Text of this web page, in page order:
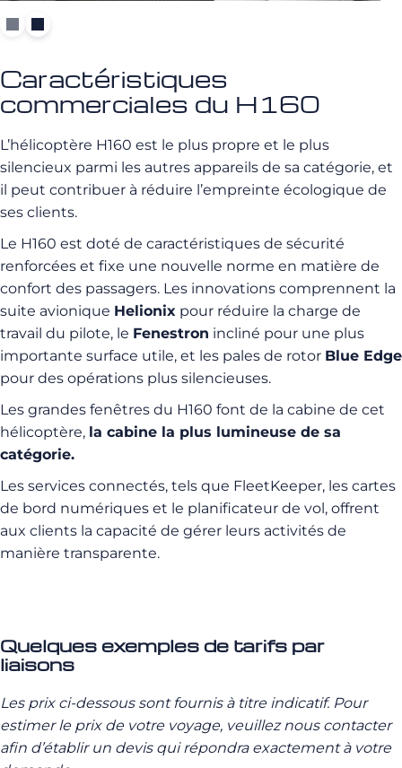
Caractéristiques
commerciales du H160
L’hélicoptère H160 est le plus propre et le plus
silencieux parmi les autres appareils de sa catégorie, et
il peut contribuer à réduire l’empreinte écologique de
ses clients.
Le H160 est doté de caractéristiques de sécurité
renforcées et fixe une nouvelle norme en matière de
confort des passagers. Les innovations comprennent la
suite avionique Helionix pour réduire la charge de
travail du pilote, le Fenestron incliné pour une plus
importante surface utile, et les pales de rotor Blue Edge
pour des opérations plus silencieuses.
Les grandes fenêtres du H160 font de la cabine de cet
hélicoptère, la cabine la plus lumineuse de sa
catégorie.
Les services connectés, tels que FleetKeeper, les cartes
de bord numériques et le planificateur de vol, offrent
aux clients la capacité de gérer leurs activités de
manière transparente.
Quelques exemples de tarifs par
liaisons
Les prix ci-dessous sont fournis à titre indicatif. Pour
estimer le prix de votre voyage, veuillez nous contacter
afin d’établir un devis qui répondra exactement à votre